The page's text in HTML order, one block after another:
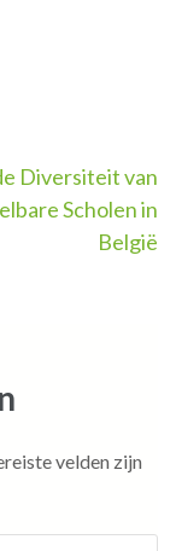
Diversiteit van
Scholen in
België
velden zijn